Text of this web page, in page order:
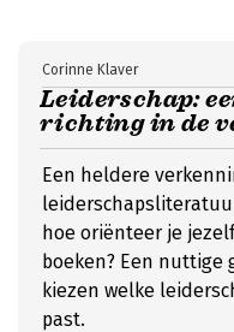
Leiderschap:
richting in de
Corinne Klaver
Een heldere
hoe oriënteer je
boeken? Een nuttige
kiezen welke
past.